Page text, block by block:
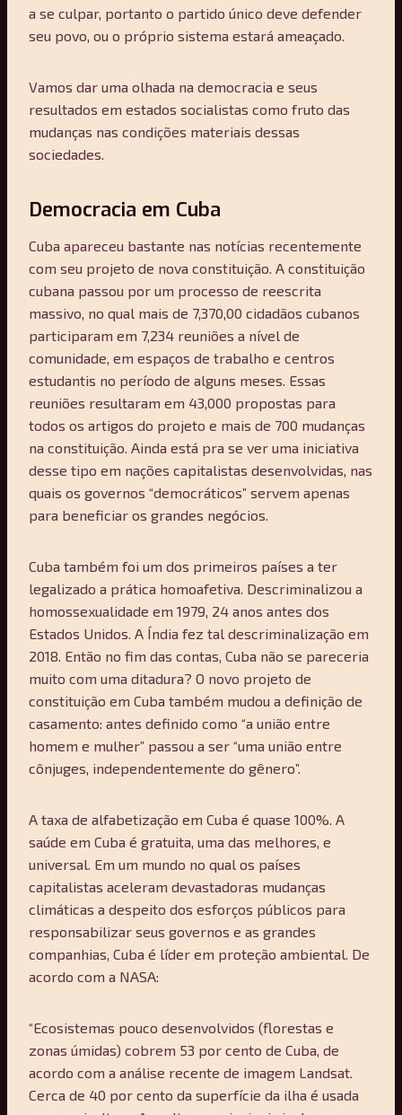
a se culpar, portanto o partido único deve defender
seu povo, ou o próprio sistema estará ameaçado.
Vamos dar uma olhada na democracia e seus
resultados em estados socialistas como fruto das
mudanças nas condições materiais dessas
sociedades.
Democracia em Cuba
Cuba apareceu bastante nas notícias recentemente
com seu projeto de nova constituição. A constituição
cubana passou por um processo de reescrita
massivo, no qual mais de 7,370,00 cidadãos cubanos
participaram em 7,234 reuniões a nível de
comunidade, em espaços de trabalho e centros
estudantis no período de alguns meses. Essas
reuniões resultaram em 43,000 propostas para
todos os artigos do projeto e mais de 700 mudanças
na constituição. Ainda está pra se ver uma iniciativa
desse tipo em nações capitalistas desenvolvidas, nas
quais os governos “democráticos” servem apenas
para beneficiar os grandes negócios.
Cuba também foi um dos primeiros países a ter
legalizado a prática homoafetiva. Descriminalizou a
homossexualidade em 1979, 24 anos antes dos
Estados Unidos. A Índia fez tal descriminalização em
2018. Então no fim das contas, Cuba não se pareceria
muito com uma ditadura? O novo projeto de
constituição em Cuba também mudou a definição de
casamento: antes definido como “a união entre
homem e mulher” passou a ser “uma união entre
cônjuges, independentemente do gênero”.
A taxa de alfabetização em Cuba é quase 100%. A
saúde em Cuba é gratuita, uma das melhores, e
universal. Em um mundo no qual os países
capitalistas aceleram devastadoras mudanças
climáticas a despeito dos esforços públicos para
responsabilizar seus governos e as grandes
companhias, Cuba é líder em proteção ambiental. De
acordo com a NASA:
“Ecosistemas pouco desenvolvidos (florestas e
zonas úmidas) cobrem 53 por cento de Cuba, de
acordo com a análise recente de imagem Landsat.
Cerca de 40 por cento da superfície da ilha é usada